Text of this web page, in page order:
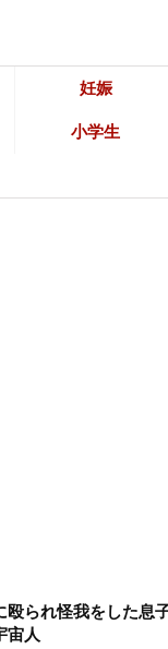
妊娠
小学生
殴られ怪我をした
宙人